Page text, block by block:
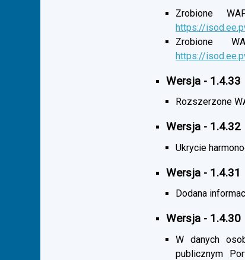
Zrobione
https://
Zrobione
https://
Wersja - 1.4.33
Rozszerzone
Wersja - 1.4.32
Ukrycie
Wersja - 1.4.31
Dodana
Wersja - 1.4.30
W danych
publicznym